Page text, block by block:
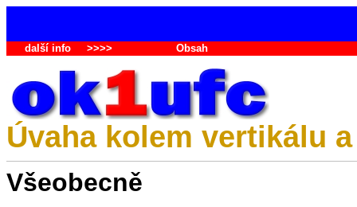
další info>>>> Obsah
Úvaha kolem vertikálu
Všeobecně